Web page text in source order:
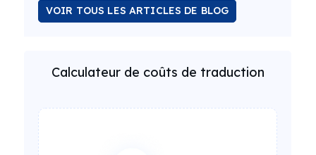
VOIR TOUS LES ARTICLES DE BLOG
Calculateur de coûts de traduction